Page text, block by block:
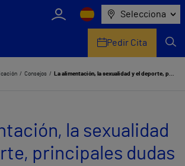
Selecciona
Pedir Cita
Consejos La alimentación, la sexualidad y el deporte, principales dudas en el primer trimestre del embarazo
la sexualidad
principales dudas